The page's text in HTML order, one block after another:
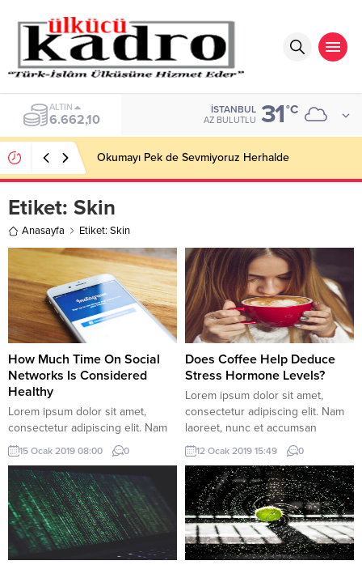
ALTIN
6.662,10
İSTANBUL
AZ BULUTLU 31°C
Okumayı Pek de Sevmiyoruz Herhalde
Etiket: Skin
Anasayfa Etiket: Skin
How Much Time On Social
Networks Is Considered
Healthy
Lorem ipsum dolor sit amet,
consectetur adipiscing elit. Nam
laoreet, nunc et accumsan
cursus, neque eros sodales
lectus, in fermentum libero dui eu
lacus. Nam lobortis facilisis
sapien non aliquet. Aenean ligula
urna, vehicula placerat sodales
vel, tempor et orci. Donec
molestie metus a sagittis
15 Ocak 2019 08:00 0
Does Coffee Help Deduce
Stress Hormone Levels?
Lorem ipsum dolor sit amet,
consectetur adipiscing elit. Nam
laoreet, nunc et accumsan
cursus, neque eros sodales
lectus, in fermentum libero dui eu
lacus. Nam lobortis facilisis
sapien non aliquet. Aenean ligula
urna, vehicula placerat sodales
vel, tempor et orci. Donec
molestie metus a sagittis
condimentum. Duis vulputate
12 Ocak 2019 15:49 0